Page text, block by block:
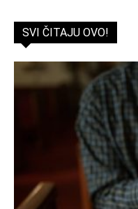
SVI ČITAJU OVO!